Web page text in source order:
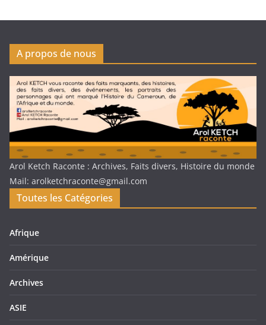
A propos de nous
Arol Ketch Raconte : Archives, Faits divers, Histoire du monde
Mail: arolketchraconte@gmail.com
Toutes les Catégories
Afrique
Amérique
Archives
ASIE